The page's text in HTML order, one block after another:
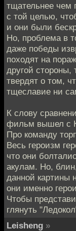
тщательнее чем
с той целью,
и они были
Но, проблема в
даже победы
походят на
другой стороны,
твердят о том,
тщеславие ни
К слову
фильм вышел с
Про команду
Весь героизм
что они
акулам. Но,
данной картины
они именно
Чтобы
глянуть
Leisheng »